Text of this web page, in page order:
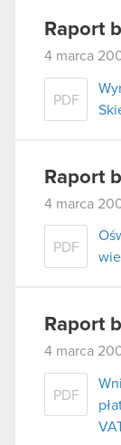
Raport
4 marca
PDF
Raport
4 marca
PDF
Raport
4 marca
PDF